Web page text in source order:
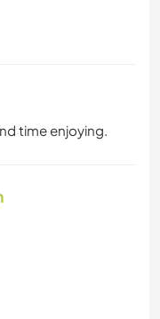
time enjoying.